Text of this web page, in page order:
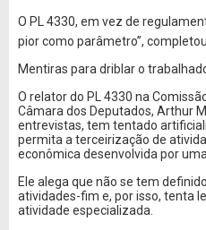
O PL 4330, em vez de
pior como parâmetro”, completou.
Mentiras para driblar o
O relator do PL 4330 na
Câmara dos Deputados, Arthur
entrevistas, tem tentado
permita a terceirização de
econômica desenvolvida por
Ele alega que não se tem
atividades-fim e, por isso, tenta
atividade especializada.